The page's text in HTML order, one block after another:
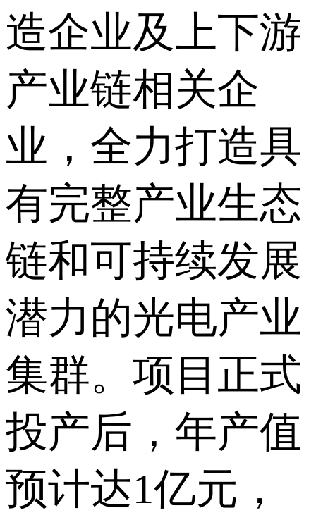
造企业及上下游
产业链相关企
业，全力打造具
有完整产业生态
链和可持续发展
潜力的光电产业
集群。项目正式
投产后，年产值
预计达1亿元，